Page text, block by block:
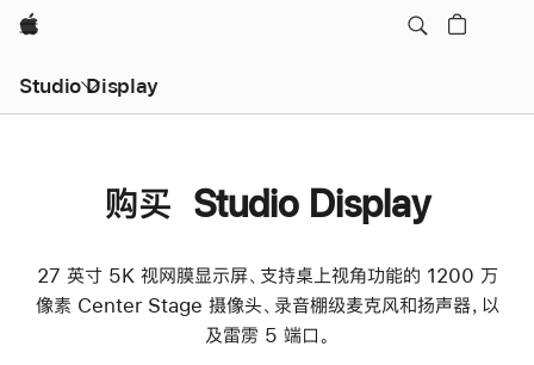
Apple
Studio Display
购买 Studio Display
27 英寸 5K 视网膜显示屏、支持桌上视角功能的 1200 万
像素 Center Stage 摄像头、录音棚级麦克风和扬声器，以
及雷雳 5 端口。